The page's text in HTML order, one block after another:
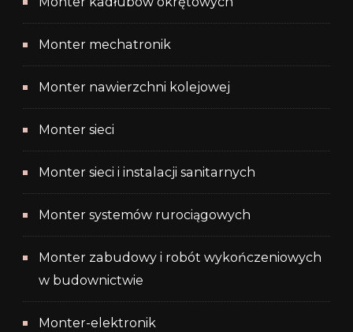
Monter mechatronik
Monter nawierzchni kolejowej
Monter sieci
Monter sieci i instalacji sanitarnych
Monter systemów rurociągowych
Monter zabudowy i robót wykończeniowych
w budownictwie
Monter-elektronik